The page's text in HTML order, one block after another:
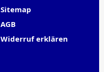
Sitemap
AGB
Widerruf erklären